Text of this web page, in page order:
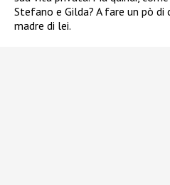
Stefano e Gilda? A fare un pò di
madre di lei.